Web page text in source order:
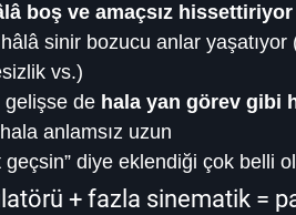
boş ve amaçsız hissettiriyor
sinir bozucu anlar
vs.)
gelişse de hala yan görev gibi
anlamsız uzun
geçsin” diye eklendiği çok belli
+ fazla sinematik =